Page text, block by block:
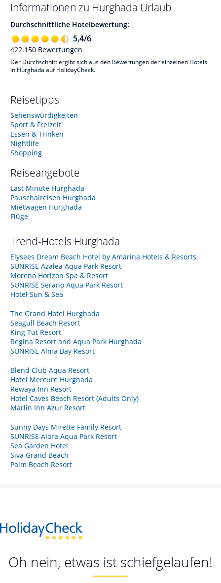
Informationen zu Hurghada Urlaub
Durchschnittliche Hotelbewertung:
5,4/6
422.150 Bewertungen
Der Durchschnitt ergibt sich aus den Bewertungen der einzelnen Hotels
in Hurghada auf HolidayCheck.
Reisetipps
Sehenswürdigkeiten
Sport & Freizeit
Essen & Trinken
Nightlife
Shopping
Reiseangebote
Last Minute Hurghada
Pauschalreisen Hurghada
Mietwagen Hurghada
Flüge
Trend-Hotels Hurghada
Elysees Dream Beach Hotel by Amarina Hotels & Resorts
SUNRISE Azalea Aqua Park Resort
Moreno Horizon Spa & Resort
SUNRISE Serano Aqua Park Resort
Hotel Sun & Sea
The Grand Hotel Hurghada
Seagull Beach Resort
King Tut Resort
Regina Resort and Aqua Park Hurghada
SUNRISE Alma Bay Resort
Blend Club Aqua Resort
Hotel Mercure Hurghada
Rewaya Inn Resort
Hotel Caves Beach Resort (Adults Only)
Marlin Inn Azur Resort
Sunny Days Mirette Family Resort
SUNRISE Alora Aqua Park Resort
Sea Garden Hotel
Siva Grand Beach
Palm Beach Resort
Oh nein, etwas ist schiefgelaufen!